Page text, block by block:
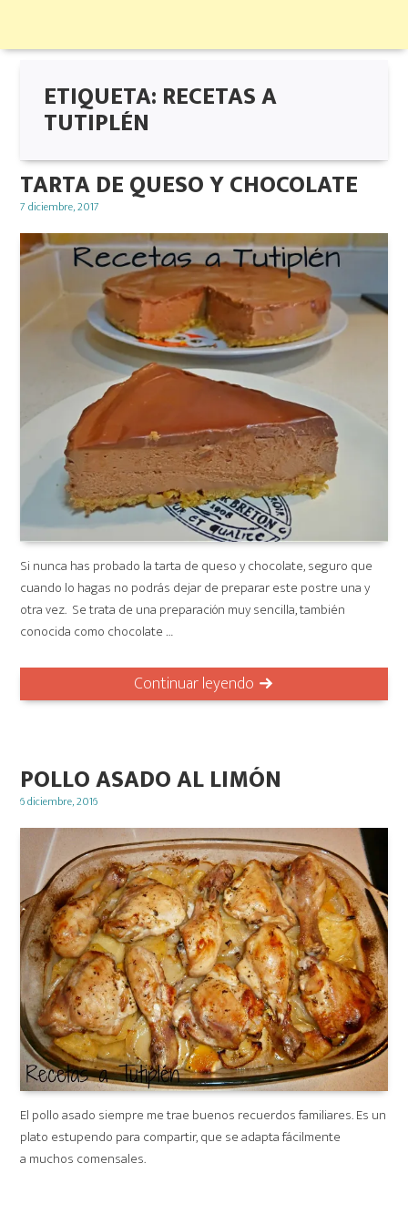
ETIQUETA: RECETAS A
TUTIPLÉN
TARTA DE QUESO Y CHOCOLATE
Posted
7 diciembre, 2017
Si nunca has probado la tarta de queso y chocolate, seguro que
cuando lo hagas no podrás dejar de preparar este postre una y
otra vez. Se trata de una preparación muy sencilla, también
conocida como chocolate …
Continuar leyendo
POLLO ASADO AL LIMÓN
Posted
6 diciembre, 2016
El pollo asado siempre me trae buenos recuerdos familiares. Es un
plato estupendo para compartir, que se adapta fácilmente
a muchos comensales.